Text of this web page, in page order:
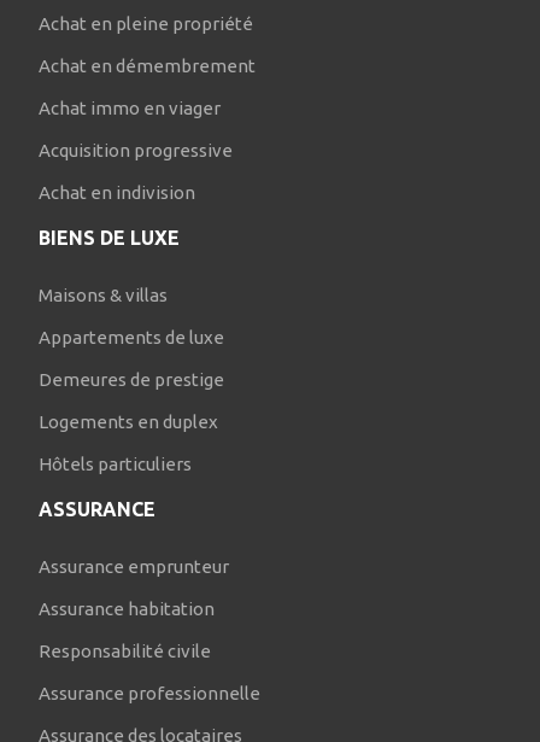
Achat en pleine propriété
Achat en démembrement
Achat immo en viager
Acquisition progressive
Achat en indivision
BIENS DE LUXE
Maisons & villas
Appartements de luxe
Demeures de prestige
Logements en duplex
Hôtels particuliers
ASSURANCE
Assurance emprunteur
Assurance habitation
Responsabilité civile
Assurance professionnelle
Assurance des locataires